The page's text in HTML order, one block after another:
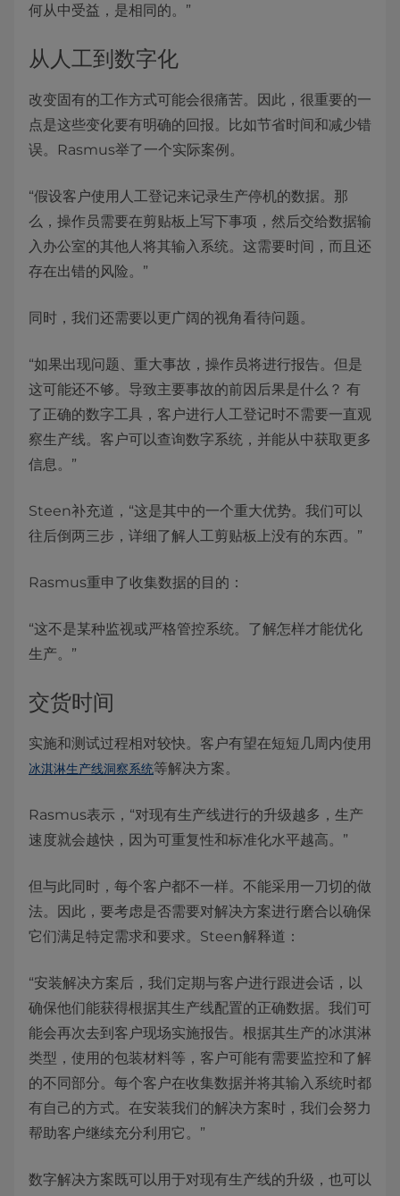
何从中受益，是相同的。”
从人工到数字化
改变固有的工作方式可能会很痛苦。因此，很重要的一
点是这些变化要有明确的回报。比如节省时间和减少错
误。Rasmus举了一个实际案例。
“假设客户使用人工登记来记录生产停机的数据。那
么，操作员需要在剪贴板上写下事项，然后交给数据输
入办公室的其他人将其输入系统。这需要时间，而且还
存在出错的风险。”
同时，我们还需要以更广阔的视角看待问题。
“如果出现问题、重大事故，操作员将进行报告。但是
这可能还不够。导致主要事故的前因后果是什么？ 有
了正确的数字工具，客户进行人工登记时不需要一直观
察生产线。客户可以查询数字系统，并能从中获取更多
信息。”
Steen补充道，“这是其中的一个重大优势。我们可以
往后倒两三步，详细了解人工剪贴板上没有的东西。”
Rasmus重申了收集数据的目的：
“这不是某种监视或严格管控系统。了解怎样才能优化
生产。”
交货时间
实施和测试过程相对较快。客户有望在短短几周内使用
冰淇淋生产线洞察系统等解决方案。
Rasmus表示，“对现有生产线进行的升级越多，生产
速度就会越快，因为可重复性和标准化水平越高。”
但与此同时，每个客户都不一样。不能采用一刀切的做
法。因此，要考虑是否需要对解决方案进行磨合以确保
它们满足特定需求和要求。Steen解释道：
“安装解决方案后，我们定期与客户进行跟进会话，以
确保他们能获得根据其生产线配置的正确数据。我们可
能会再次去到客户现场实施报告。根据其生产的冰淇淋
类型，使用的包装材料等，客户可能有需要监控和了解
的不同部分。每个客户在收集数据并将其输入系统时都
有自己的方式。在安装我们的解决方案时，我们会努力
帮助客户继续充分利用它。”
数字解决方案既可以用于对现有生产线的升级，也可以